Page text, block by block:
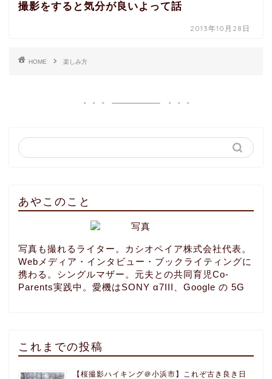
撮影をすると気分が良いよって話
2013年10月28日
HOME 楽しみ方
あやこのこと
写真も撮れるライター。カシオペイア株式会社代表。
Webメディア・インタビュー・ブックライティングに
携わる。シングルマザー。元夫との共同育児Co-
Parents実践中。愛機はSONY α7III、Google の 5G
これまでの投稿
【桜撮影ハイキング＠小浜市】これぞ古き良き日